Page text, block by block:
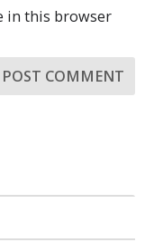
in this browser